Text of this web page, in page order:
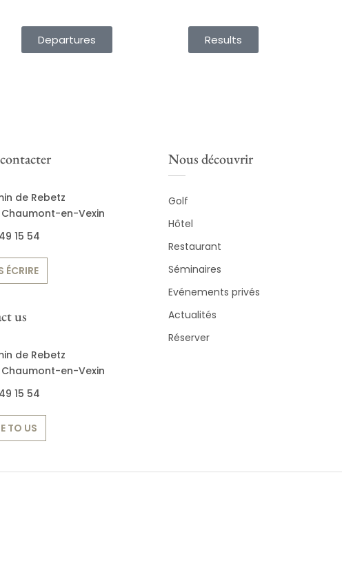
Departures Results
de Rebetz
en-Vexin
15 54
ÉCRIRE
us
de Rebetz
en-Vexin
15 54
TO US
Nous découvrir
Golf
Hôtel
Restaurant
Séminaires
Evénements privés
Actualités
Réserver